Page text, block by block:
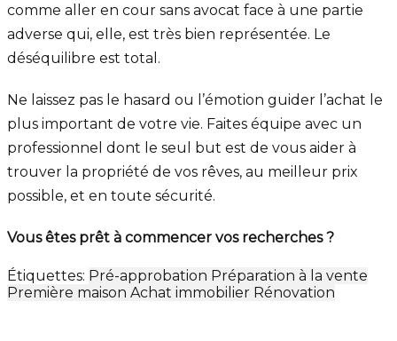
comme aller en cour sans avocat face à une partie
adverse qui, elle, est très bien représentée. Le
déséquilibre est total.
Ne laissez pas le hasard ou l’émotion guider l’achat le
plus important de votre vie. Faites équipe avec un
professionnel dont le seul but est de vous aider à
trouver la propriété de vos rêves, au meilleur prix
possible, et en toute sécurité.
Vous êtes prêt à commencer vos recherches ?
Étiquettes: Pré-approbation Préparation à la vente
Première maison Achat immobilier Rénovation